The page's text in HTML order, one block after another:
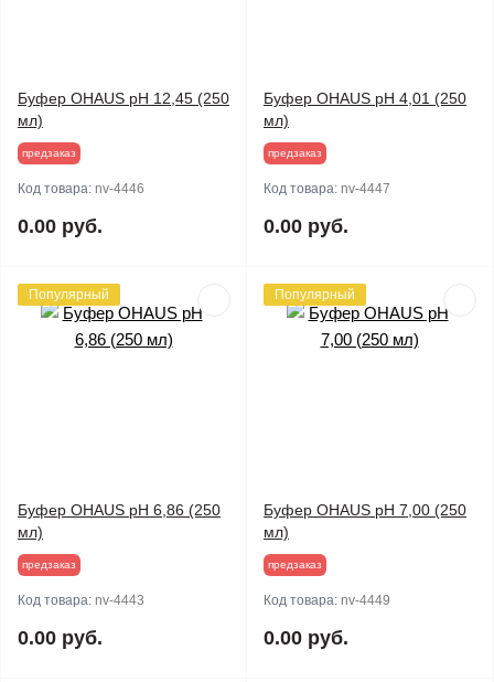
Буфер OHAUS pH 12,45 (250
мл)
предзаказ
Код товара: nv-4446
0.00 руб.
Буфер OHAUS pH 4,01 (250
мл)
предзаказ
Код товара: nv-4447
0.00 руб.
Популярный
Буфер OHAUS pH 6,86 (250
мл)
предзаказ
Код товара: nv-4443
0.00 руб.
Популярный
Буфер OHAUS pH 7,00 (250
мл)
предзаказ
Код товара: nv-4449
0.00 руб.